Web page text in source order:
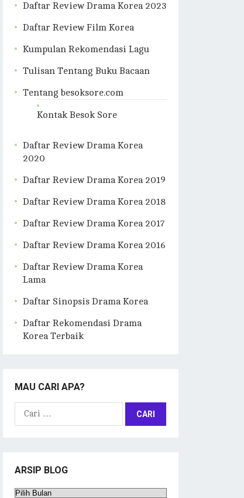
Daftar Review Drama Korea 2023
Daftar Review Film Korea
Kumpulan Rekomendasi Lagu
Tulisan Tentang Buku Bacaan
Tentang besoksore.com
Kontak Besok Sore
Daftar Review Drama Korea
2020
Daftar Review Drama Korea 2019
Daftar Review Drama Korea 2018
Daftar Review Drama Korea 2017
Daftar Review Drama Korea 2016
Daftar Review Drama Korea
Lama
Daftar Sinopsis Drama Korea
Daftar Rekomendasi Drama
Korea Terbaik
MAU CARI APA?
Cari
ARSIP BLOG
Arsip